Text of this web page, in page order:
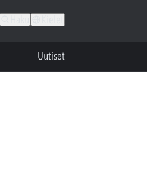
Uutiset